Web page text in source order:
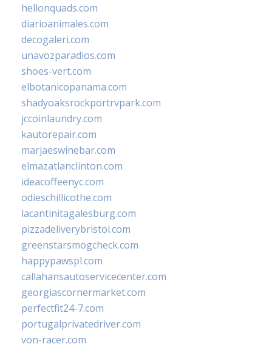
hellonquads.com
diarioanimales.com
decogaleri.com
unavozparadios.com
shoes-vert.com
elbotanicopanama.com
shadyoaksrockportrvpark.com
jccoinlaundry.com
kautorepair.com
marjaeswinebar.com
elmazatlanclinton.com
ideacoffeenyc.com
odieschillicothe.com
lacantinitagalesburg.com
pizzadeliverybristol.com
greenstarsmogcheck.com
happypawspl.com
callahansautoservicecenter.com
georgiascornermarket.com
perfectfit24-7.com
portugalprivatedriver.com
von-racer.com